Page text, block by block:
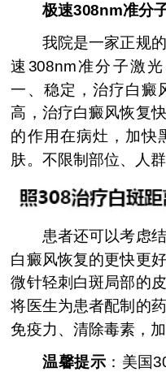
极速308nm准分子
我院是一家正规的
速308nm准分子激
一、稳定，治疗白癜
高，治疗白癜风恢复
的作用在病灶，加快
肤。不限制部位、人
患者还可以考虑结
白癜风恢复的更快更
微针轻刺白斑局部的
将医生为患者配制的
免疫力、清除毒素，
温馨提示 ：美国